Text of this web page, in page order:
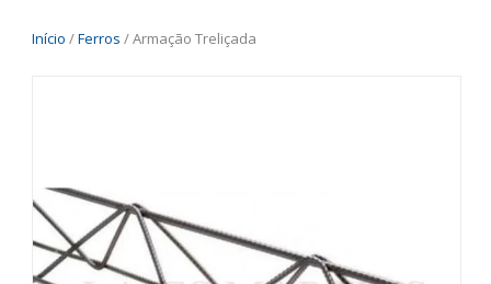
Início /Ferros / Armação Treliçada